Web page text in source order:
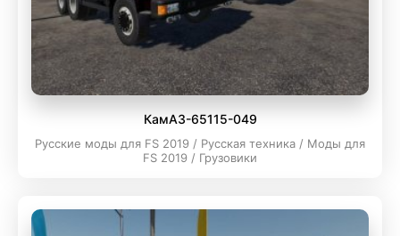
КамАЗ-65115-049
Русские моды для FS 2019 / Русская техника / Моды для
FS 2019 / Грузовики